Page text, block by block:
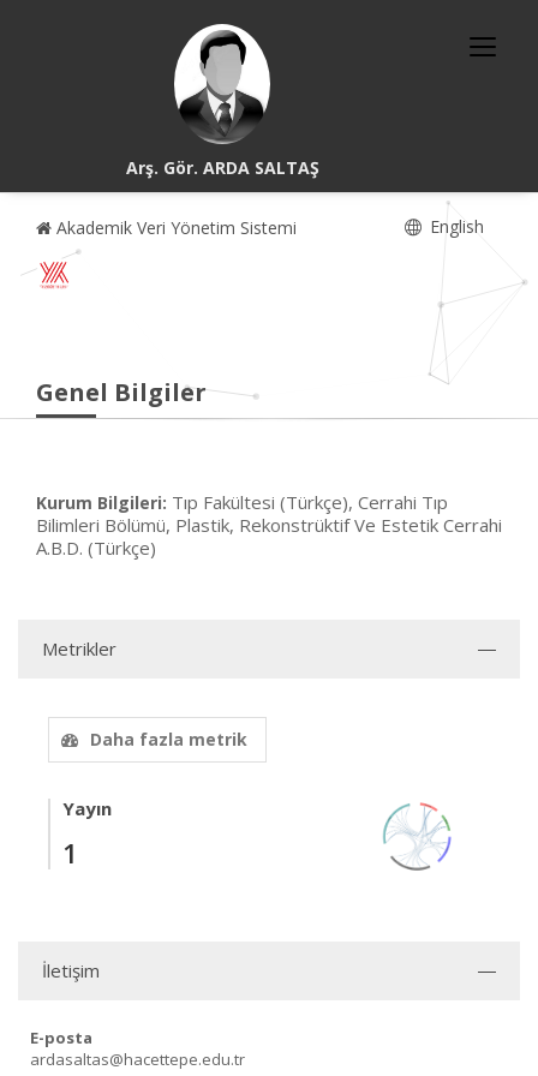
Arş. Gör. ARDA SALTAŞ
Akademik Veri Yönetim Sistemi English
Genel Bilgiler
Kurum Bilgileri: Tıp Fakültesi (Türkçe), Cerrahi Tıp
Bilimleri Bölümü, Plastik, Rekonstrüktif Ve Estetik Cerrahi
A.B.D. (Türkçe)
Metrikler
Daha fazla metrik
Yayın
1
İletişim
E-posta
ardasaltas@hacettepe.edu.tr